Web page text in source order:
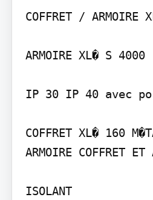
COFFRET / ARMOIRE
ARMOIRE XL� S 4000
IP 30 IP 40 avec
COFFRET XL� 160
ARMOIRE COFFRET ET
ISOLANT